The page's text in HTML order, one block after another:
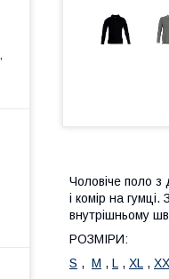
Чоловіче поло з
і комір на
внутрішньому
РОЗМІРИ:
S , M , L , XL ,